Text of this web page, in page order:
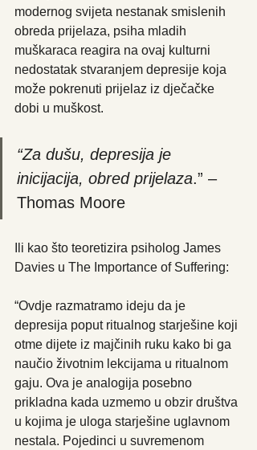
modernog svijeta nestanak smislenih
obreda prijelaza, psiha mladih
muškaraca reagira na ovaj kulturni
nedostatak stvaranjem depresije koja
može pokrenuti prijelaz iz dječačke
dobi u muškost.
“Za dušu, depresija je
inicijacija, obred prijelaza.” –
Thomas Moore
Ili kao što teoretizira psiholog James
Davies u The Importance of Suffering:
“Ovdje razmatramo ideju da je
depresija poput ritualnog starješine koji
otme dijete iz majčinih ruku kako bi ga
naučio životnim lekcijama u ritualnom
gaju. Ova je analogija posebno
prikladna kada uzmemo u obzir društva
u kojima je uloga starješine uglavnom
nestala. Pojedinci u suvremenom